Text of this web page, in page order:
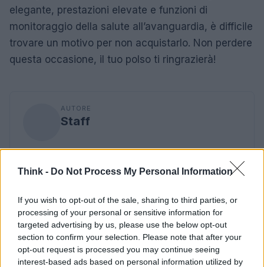
Think - Do Not Process My Personal Information
If you wish to opt-out of the sale, sharing to third parties, or
processing of your personal or sensitive information for
targeted advertising by us, please use the below opt-out
section to confirm your selection. Please note that after your
opt-out request is processed you may continue seeing
interest-based ads based on personal information utilized by
elegante, prestazioni elevate e funzioni di
monitoraggio della salute all’avanguardia, è difficile
trovare un motivo per non acquistarlo. Non perdere
questa occasione, il tuo polso ti ringrazierà!
AUTORE
Staff